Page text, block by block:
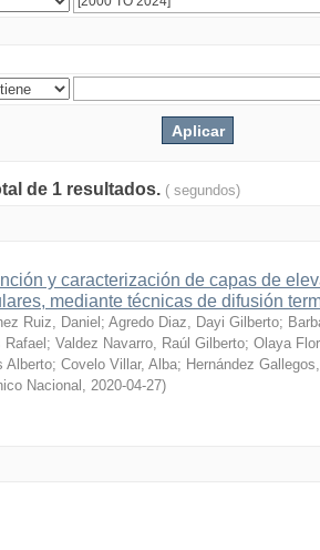
de 1 resultados. ( segundos)
y caracterización de capas de
mediante técnicas de difusión
Ruiz, Daniel ; Agredo Diaz, Dayi Gilberto;
; Valdez Navarro, Raúl Gilberto; Olaya
Alberto; Covelo Villar, Alba; Hernández
Nacional , 2020-04-27)